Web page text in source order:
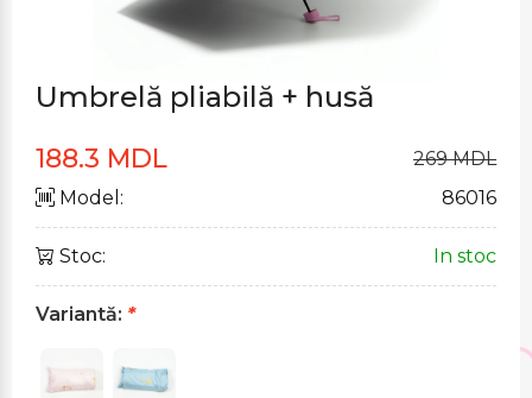
Umbrelă pliabilă + husă
188.3 MDL
269 MDL
Model:
86016
Stoc: In stoc
Variantă: *